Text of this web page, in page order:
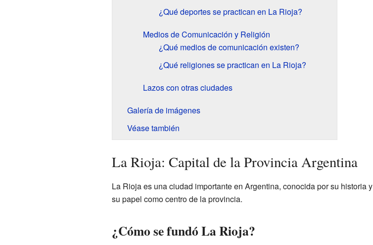
¿Qué deportes se practican en La Rioja?
Medios de Comunicación y Religión
¿Qué medios de comunicación existen?
¿Qué religiones se practican en La Rioja?
Lazos con otras ciudades
Galería de imágenes
Véase también
La Rioja: Capital de la Provincia Argentina
La Rioja es una ciudad importante en Argentina, conocida por su historia y
su papel como centro de la provincia.
¿Cómo se fundó La Rioja?